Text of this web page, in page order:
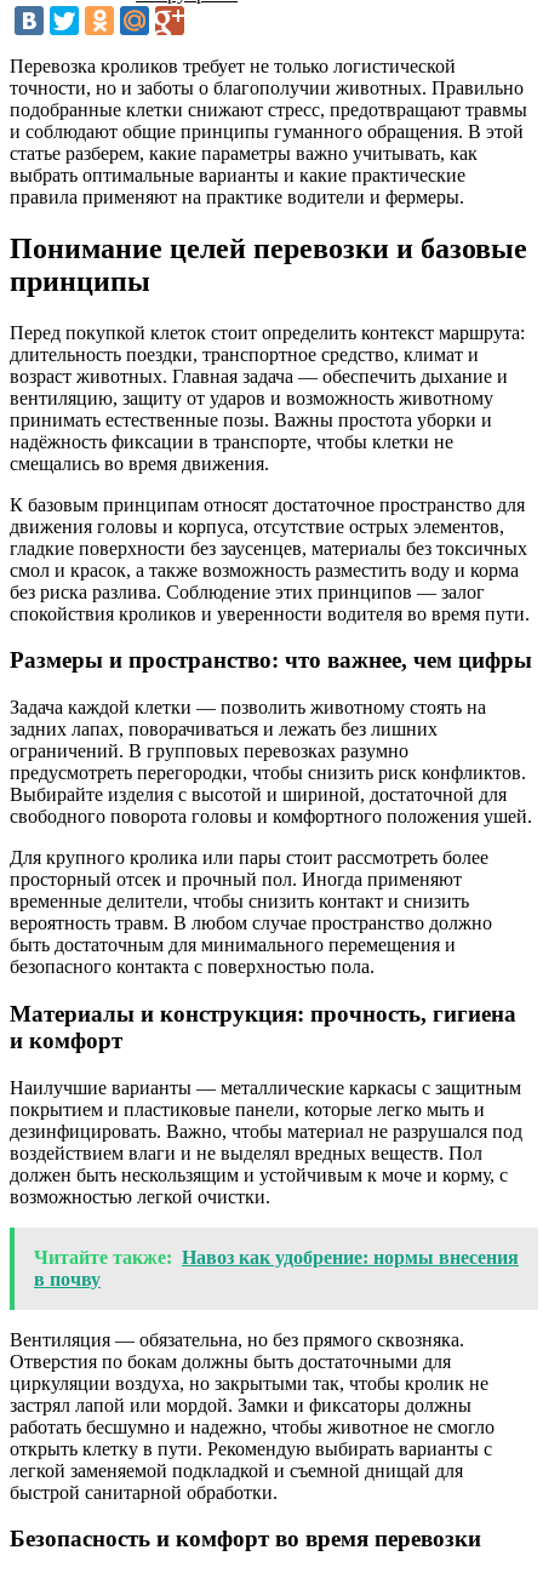
Перевозка кроликов требует не только логистической
точности, но и заботы о благополучии животных. Правильно
подобранные клетки снижают стресс, предотвращают травмы
и соблюдают общие принципы гуманного обращения. В этой
статье разберем, какие параметры важно учитывать, как
выбрать оптимальные варианты и какие практические
правила применяют на практике водители и фермеры.
Понимание целей перевозки и базовые
принципы
Перед покупкой клеток стоит определить контекст маршрута:
длительность поездки, транспортное средство, климат и
возраст животных. Главная задача — обеспечить дыхание и
вентиляцию, защиту от ударов и возможность животному
принимать естественные позы. Важны простота уборки и
надёжность фиксации в транспорте, чтобы клетки не
смещались во время движения.
К базовым принципам относят достаточное пространство для
движения головы и корпуса, отсутствие острых элементов,
гладкие поверхности без заусенцев, материалы без токсичных
смол и красок, а также возможность разместить воду и корма
без риска разлива. Соблюдение этих принципов — залог
спокойствия кроликов и уверенности водителя во время пути.
Размеры и пространство: что важнее, чем цифры
Задача каждой клетки — позволить животному стоять на
задних лапах, поворачиваться и лежать без лишних
ограничений. В групповых перевозках разумно
предусмотреть перегородки, чтобы снизить риск конфликтов.
Выбирайте изделия с высотой и шириной, достаточной для
свободного поворота головы и комфортного положения ушей.
Для крупного кролика или пары стоит рассмотреть более
просторный отсек и прочный пол. Иногда применяют
временные делители, чтобы снизить контакт и снизить
вероятность травм. В любом случае пространство должно
быть достаточным для минимального перемещения и
безопасного контакта с поверхностью пола.
Материалы и конструкция: прочность, гигиена
и комфорт
Наилучшие варианты — металлические каркасы с защитным
покрытием и пластиковые панели, которые легко мыть и
дезинфицировать. Важно, чтобы материал не разрушался под
воздействием влаги и не выделял вредных веществ. Пол
должен быть нескользящим и устойчивым к моче и корму, с
возможностью легкой очистки.
Читайте также: Навоз как удобрение: нормы внесения
в почву
Вентиляция — обязательна, но без прямого сквозняка.
Отверстия по бокам должны быть достаточными для
циркуляции воздуха, но закрытыми так, чтобы кролик не
застрял лапой или мордой. Замки и фиксаторы должны
работать бесшумно и надежно, чтобы животное не смогло
открыть клетку в пути. Рекомендую выбирать варианты с
легкой заменяемой подкладкой и съемной днищай для
быстрой санитарной обработки.
Безопасность и комфорт во время перевозки